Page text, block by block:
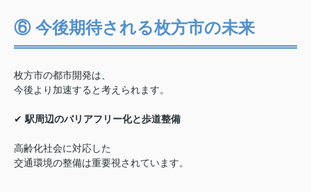
⑥ 今後期待される枚方市の未来
枚方市の都市開発は、
今後より加速すると考えられます。
✔駅周辺のバリアフリー化と歩道整備
高齢化社会に対応した
交通環境の整備は重要視されています。